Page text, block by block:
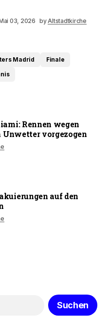
03, 2026 byAltstadtkirche
Madrid
Finale
Rennen wegen
Unwetter vorgezogen
auf den
Suchen